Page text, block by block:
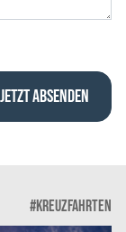
#KREUZFAHRTEN